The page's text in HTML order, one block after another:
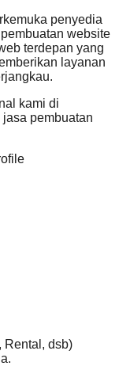
penyedia
website
terdepan yang
layanan
kami di
pembuatan
Rental, dsb)